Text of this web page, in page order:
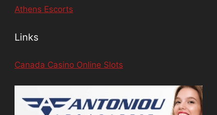
Athens Escorts
Links
Canada Casino Online Slots